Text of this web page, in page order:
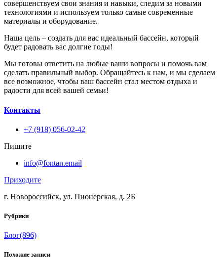
совершенствуем свои знания и навыки, следим за новыми
технологиями и используем только самые современные
материалы и оборудование.
Наша цель – создать для вас идеальный бассейн, который
будет радовать вас долгие годы!
Мы готовы ответить на любые ваши вопросы и помочь вам
сделать правильный выбор. Обращайтесь к нам, и мы сделаем
все возможное, чтобы ваш бассейн стал местом отдыха и
радости для всей вашей семьи!
Контакты
+7 (918) 056-02-42
Пишите
info@fontan.email
Приходите
г. Новороссийск, ул. Пионерская, д. 2Б
Рубрики
Блог(896)
Похожие записи